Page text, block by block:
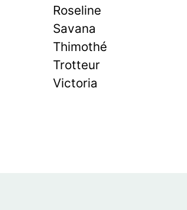
Roseline
Savana
Thimothé
Trotteur
Victoria